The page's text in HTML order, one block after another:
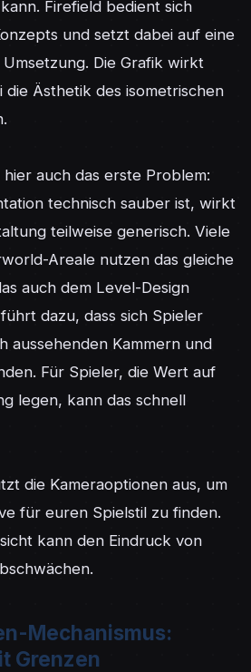
Firefield bedient sich
und setzt dabei auf eine
Die Grafik wirkt
die Ästhetik des isometrischen
auch das erste Problem:
technisch sauber ist, wirkt
teilweise generisch. Viele
Areale nutzen das gleiche
auch dem Level-Design
dazu, dass sich Spieler
aussehenden Kammern und
Für Spieler, die Wert auf
legen, kann das schnell
die Kameraoptionen aus, um
für euren Spielstil zu finden.
kann den Eindruck von
Mechanismus:
Grenzen